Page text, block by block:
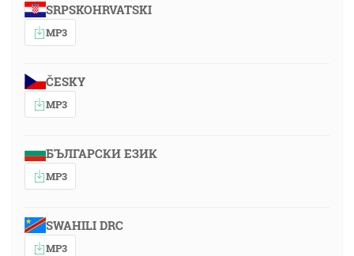
SRPSKOHRVATSKI
MP3
ČESKY
MP3
БЪЛГАРСКИ ЕЗИК
MP3
SWAHILI DRC
MP3